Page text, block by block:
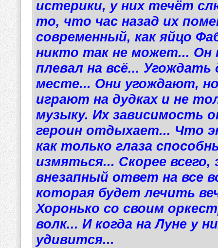
истерики, у них течёт
то, что час назад их
современный, как яйцо
никто так не может... Он
плевал на всё...
месте... Они угождают,
играют на дудках и не
музыку. Их зависимость
героин отдыхает... Что
как только глаза
измяться... Скорее
внезапный ответ на все
которая будет лечить
Хоронько со своим
волк... И когда на Луне у
удивится...